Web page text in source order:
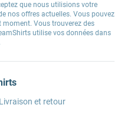
que nous utilisions votre
nos offres actuelles. Vous pouvez
Vous trouverez des
utilise vos données dans
Livraison et retour